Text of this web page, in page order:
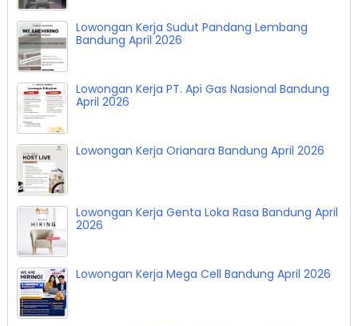
Lowongan Kerja Sudut Pandang Lembang
Bandung April 2026
Lowongan Kerja PT. Api Gas Nasional Bandung
April 2026
Lowongan Kerja Orianara Bandung April 2026
Lowongan Kerja Genta Loka Rasa Bandung April
2026
Lowongan Kerja Mega Cell Bandung April 2026